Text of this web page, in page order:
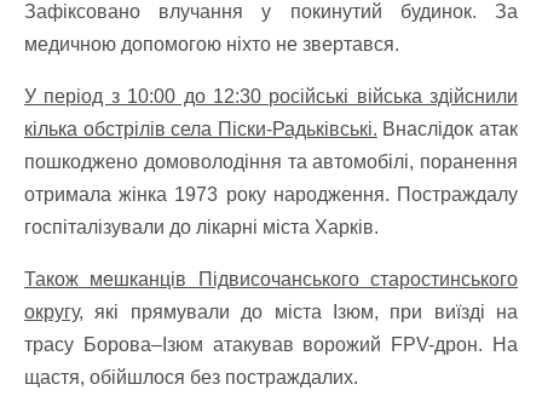
Зафіксовано влучання у покинутий будинок. За
медичною допомогою ніхто не звертався.
У період з 10:00 до 12:30 російські війська здійснили
кілька обстрілів села Піски-Радьківські. Внаслідок атак
пошкоджено домоволодіння та автомобілі, поранення
отримала жінка 1973 року народження. Постраждалу
госпіталізували до лікарні міста Харків.
Також мешканців Підвисочанського старостинського
округу, які прямували до міста Ізюм, при виїзді на
трасу Борова–Ізюм атакував ворожий FPV-дрон. На
щастя, обійшлося без постраждалих.